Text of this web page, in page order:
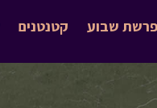
קטנטנים פרשת שבוע